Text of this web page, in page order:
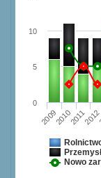
2009201020112012
0
5
10
Nowo